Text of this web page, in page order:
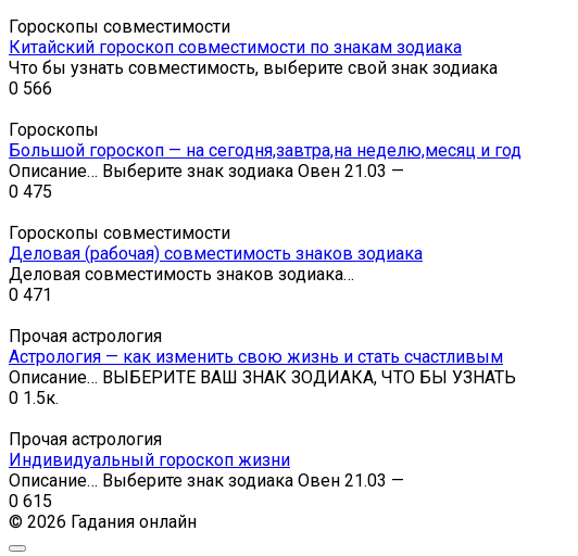
Гороскопы совместимости
Китайский гороскоп совместимости по знакам зодиака
Что бы узнать совместимость, выберите свой знак зодиака
0 566
Гороскопы
Большой гороскоп — на сегодня,завтра,на неделю,месяц и год
Описание… Выберите знак зодиака Овен 21.03 —
0 475
Гороскопы совместимости
Деловая (рабочая) совместимость знаков зодиака
Деловая совместимость знаков зодиака…
0 471
Прочая астрология
Астрология — как изменить свою жизнь и стать счастливым
Описание… ВЫБЕРИТЕ ВАШ ЗНАК ЗОДИАКА, ЧТО БЫ УЗНАТЬ
0 1.5к.
Прочая астрология
Индивидуальный гороскоп жизни
Описание… Выберите знак зодиака Овен 21.03 —
0 615
© 2026 Гадания онлайн